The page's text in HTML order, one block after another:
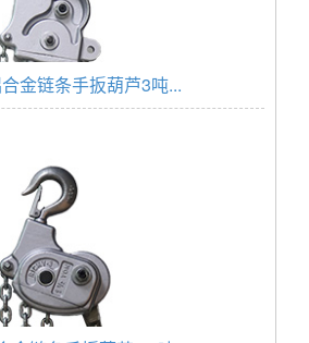
金链条手扳葫芦3吨...